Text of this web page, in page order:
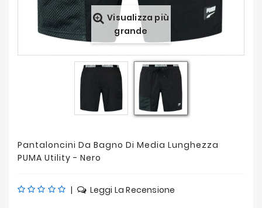
Prodotti
Offerte
Visualizza più
grande
Pantaloncini Da Bagno Di Media Lunghezza
PUMA Utility - Nero
| Leggi La Recensione